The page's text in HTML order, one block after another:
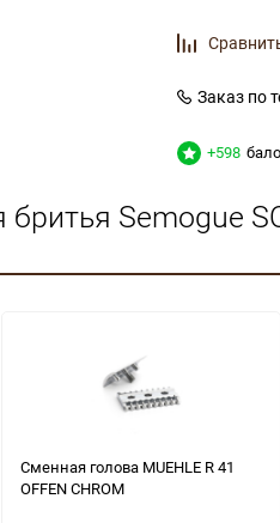
Заказ по
+598
Semogue
Сменная голова MUEHLE R 41
OFFEN CHROM